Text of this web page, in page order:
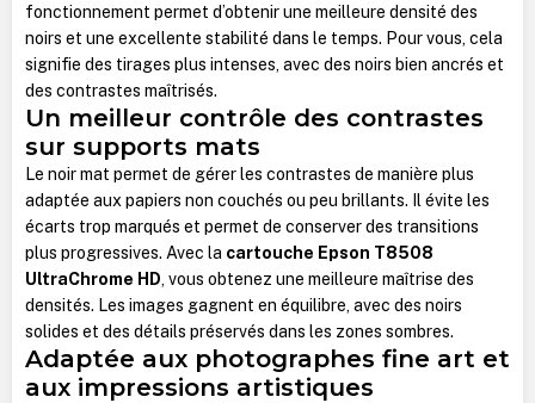
fonctionnement permet d’obtenir une meilleure densité des
noirs et une excellente stabilité dans le temps. Pour vous, cela
signifie des tirages plus intenses, avec des noirs bien ancrés et
des contrastes maîtrisés.
Un meilleur contrôle des contrastes
sur supports mats
Le noir mat permet de gérer les contrastes de manière plus
adaptée aux papiers non couchés ou peu brillants. Il évite les
écarts trop marqués et permet de conserver des transitions
plus progressives. Avec la cartouche Epson T8508
UltraChrome HD, vous obtenez une meilleure maîtrise des
densités. Les images gagnent en équilibre, avec des noirs
solides et des détails préservés dans les zones sombres.
Adaptée aux photographes fine art et
aux impressions artistiques